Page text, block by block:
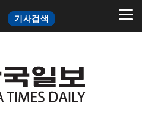
기사검색